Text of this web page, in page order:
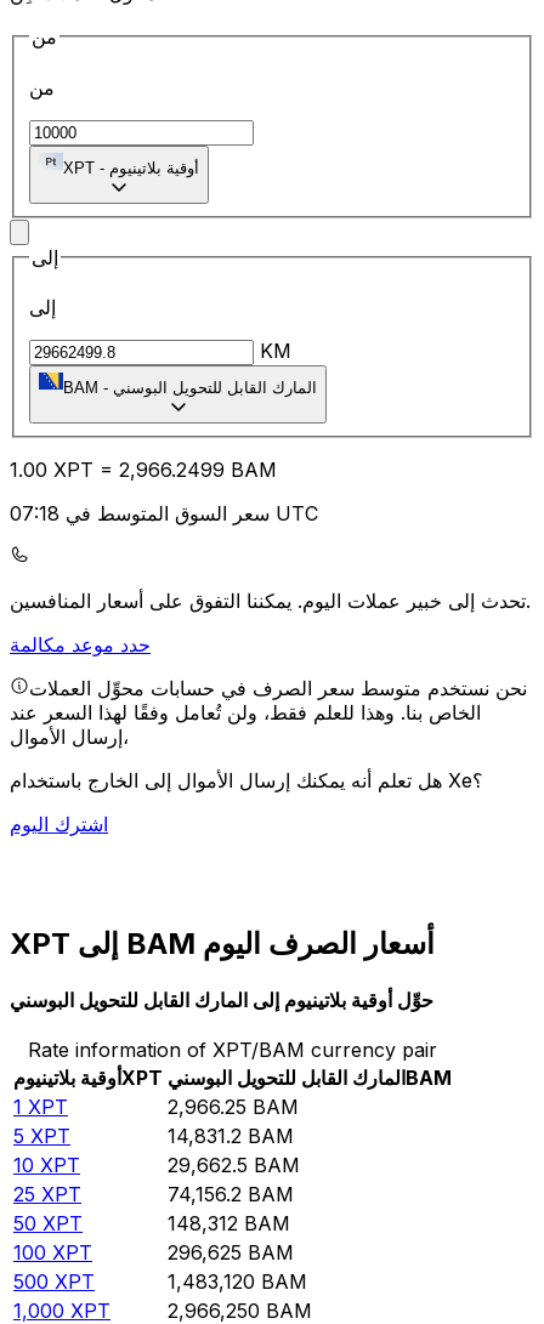
من
من
XPT - أوقية بلاتينيوم
إلى
إلى
KM
BAM - المارك القابل للتحويل البوسني
1.00 XPT = 2,966.2499 BAM
سعر السوق المتوسط في 07:18 UTC
تحدث إلى خبير عملات اليوم.يمكننا التفوق على أسعار المنافسين.
حدد موعد مكالمة
نحن نستخدم متوسط سعر الصرف في حسابات محوِّل العملات
الخاص بنا. وهذا للعلم فقط، ولن تُعامل وفقًا لهذا السعر عند
إرسال الأموال،
هل تعلم أنه يمكنك إرسال الأموال إلى الخارج باستخدام Xe؟
اشترك اليوم
XPT إلى BAM أسعار الصرف اليوم
حوِّل أوقية بلاتينيوم إلى المارك القابل للتحويل البوسني
Rate information of XPT/BAM currency pair
أوقية بلاتينيومXPT المارك القابل للتحويل البوسنيBAM
1 XPT 2,966.25 BAM
5 XPT 14,831.2 BAM
10 XPT 29,662.5 BAM
25 XPT 74,156.2 BAM
50 XPT 148,312 BAM
100 XPT 296,625 BAM
500 XPT 1,483,120 BAM
1,000 XPT 2,966,250 BAM